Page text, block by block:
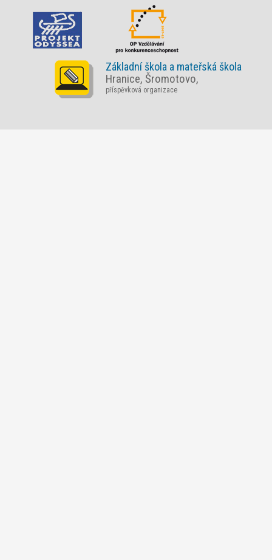
Základní škola a mateřská škola
Hranice, Šromotovo,
příspěvková organizace